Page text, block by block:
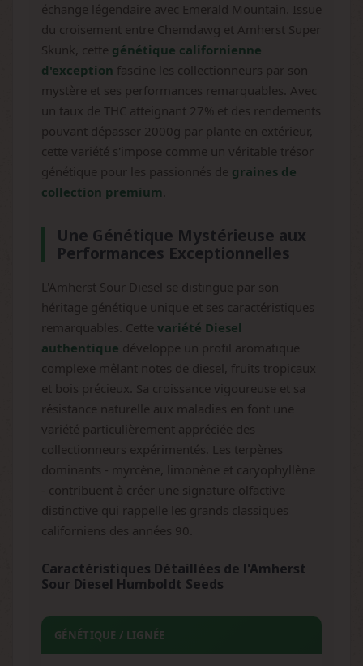
échange légendaire avec Emerald Mountain. Issue
du croisement entre Chemdawg et Amherst Super
Skunk, cette génétique californienne
d'exception fascine les collectionneurs par son
mystère et ses performances remarquables. Avec
un taux de THC atteignant 27% et des rendements
pouvant dépasser 2000g par plante en extérieur,
cette variété s'impose comme un véritable trésor
génétique pour les passionnés de graines de
collection premium
Une Génétique Mystérieuse aux
Performances Exceptionnelles
L'Amherst Sour Diesel se distingue par son
héritage génétique unique et ses caractéristiques
remarquables. Cette variété Diesel
authentique développe un profil aromatique
complexe mêlant notes de diesel, fruits tropicaux
et bois précieux. Sa croissance vigoureuse et sa
résistance naturelle aux maladies en font une
variété particulièrement appréciée des
collectionneurs expérimentés. Les terpènes
dominants - myrcène, limonène et caryophyllène
- contribuent à créer une signature olfactive
distinctive qui rappelle les grands classiques
californiens des années 90.
Caractéristiques Détaillées de l'Amherst
Sour Diesel Humboldt Seeds
GÉNÉTIQUE / LIGNÉE